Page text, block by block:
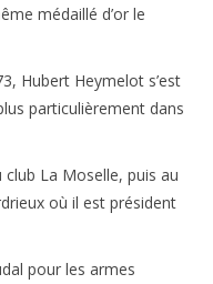
médaillé d’or le
Hubert Heymelot s’est
particulièrement dans
club La Moselle, puis au
où il est président
pour les armes